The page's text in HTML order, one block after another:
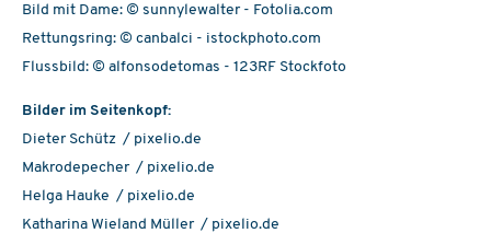
Bild mit Dame: © sunnylewalter - Fotolia.com
Rettungsring: © canbalci - istockphoto.com
Flussbild: © alfonsodetomas - 123RF Stockfoto
Bilder im Seitenkopf:
Dieter Schütz / pixelio.de
Makrodepecher / pixelio.de
Helga Hauke / pixelio.de
Katharina Wieland Müller / pixelio.de